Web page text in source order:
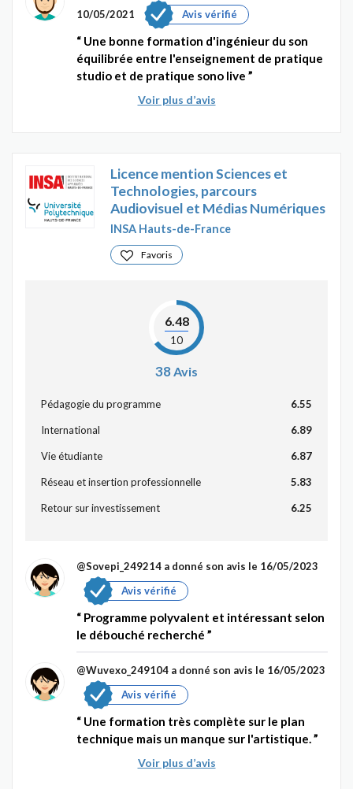
10/05/2021
Avis vérifié
Une bonne formation d'ingénieur du son
équilibrée entre l'enseignement de pratique
studio et de pratique sono live
Voir plus d’avis
Licence mention Sciences et
Technologies, parcours
Audiovisuel et Médias Numériques
INSA Hauts-de-France
Favoris
6.48
10
38 Avis
Pédagogie du programme 6.55
International 6.89
Vie étudiante 6.87
Réseau et insertion professionnelle 5.83
Retour sur investissement 6.25
@Sovepi_249214 a donné son avis le 16/05/2023
Avis vérifié
Programme polyvalent et intéressant selon
le débouché recherché
@Wuvexo_249104 a donné son avis le 16/05/2023
Avis vérifié
Une formation très complète sur le plan
technique mais un manque sur l'artistique.
Voir plus d’avis